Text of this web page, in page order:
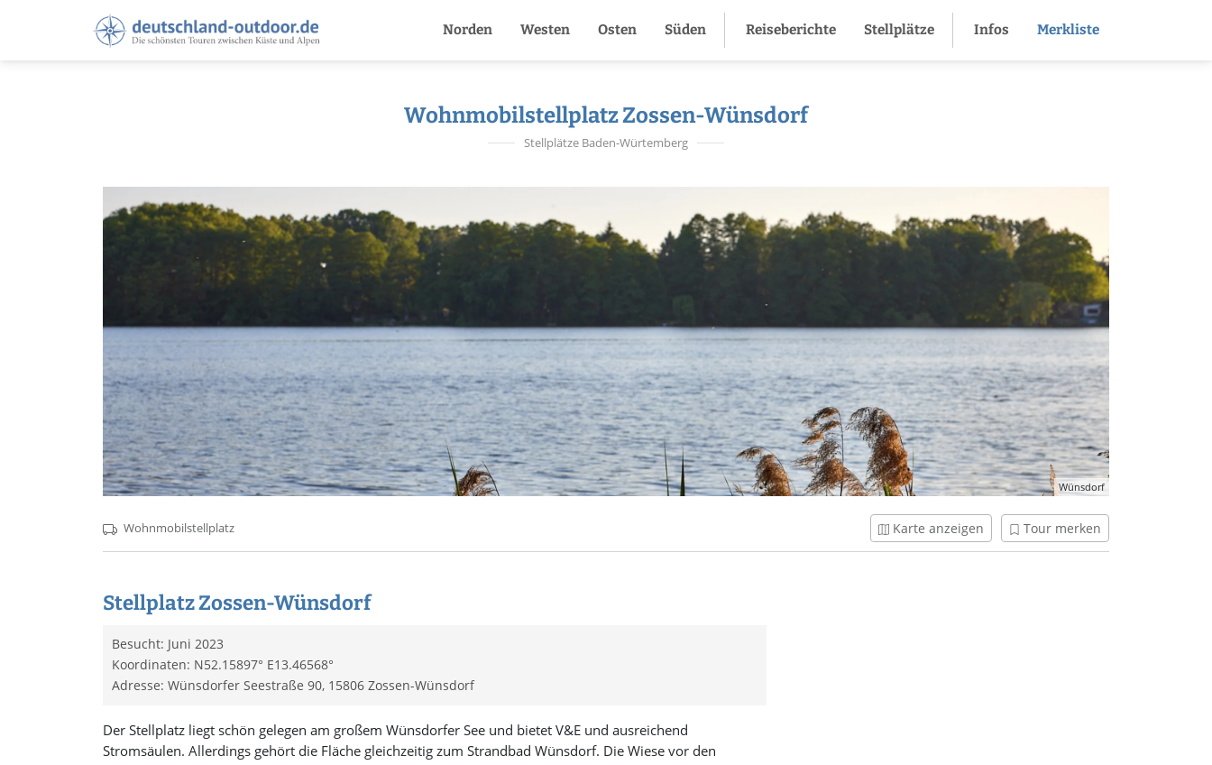
Norden Westen Osten Süden Reiseberichte Stellplätze Infos Merkliste
Wohnmobilstellplatz Zossen-Wünsdorf
Stellplätze Baden-Würtemberg
Wünsdorf
Wohnmobilstellplatz Karte anzeigen Tour merken
Stellplatz Zossen-Wünsdorf
Besucht: Juni 2023
Koordinaten: N52.15897° E13.46568°
Adresse: Wünsdorfer Seestraße 90, 15806 Zossen-Wünsdorf
Der Stellplatz liegt schön gelegen am großem Wünsdorfer See und bietet V&E und ausreichend
Stromsäulen. Allerdings gehört die Fläche gleichzeitig zum Strandbad Wünsdorf. Die Wiese vor den